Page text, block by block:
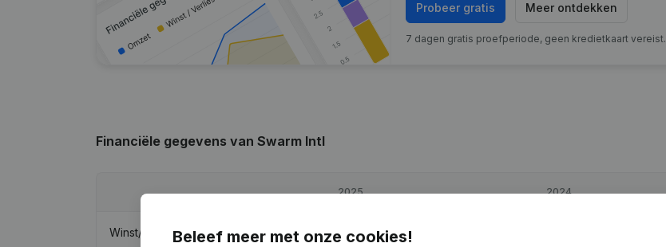
Probeer gratis Meer ontdekken
7 dagen gratis proefperiode, geen kredietkaart vereist.
Financiële gegevens van Swarm Intl
2025 2024
Winst/Verlies €21.915 -39,09%
Beleef meer met onze cookies!